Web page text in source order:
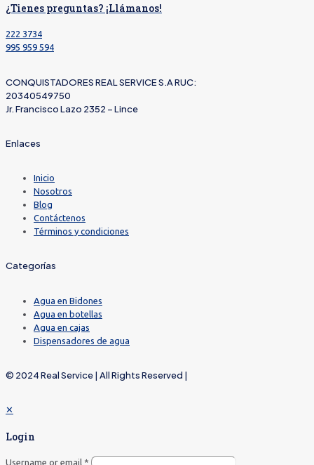
¿Tienes preguntas? ¡Llámanos!
222 3734
995 959 594
CONQUISTADORES REAL SERVICE S.A RUC:
20340549750
Jr. Francisco Lazo 2352 – Lince
Enlaces
Inicio
Nosotros
Blog
Contáctenos
Términos y condiciones
Categorías
Agua en Bidones
Agua en botellas
Agua en cajas
Dispensadores de agua
© 2024 Real Service | All Rights Reserved |
✕
Login
Username or email *